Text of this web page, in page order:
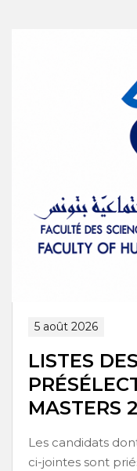
5 août 2026
LISTES
MASTERS
Les candidats
ci-jointes sont